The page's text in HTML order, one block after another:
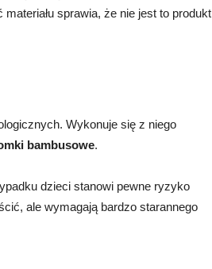
sprawia, że nie jest to produkt
Wykonuje się z niego
bambusowe.
dzieci stanowi pewne ryzyko
ale wymagają bardzo starannego